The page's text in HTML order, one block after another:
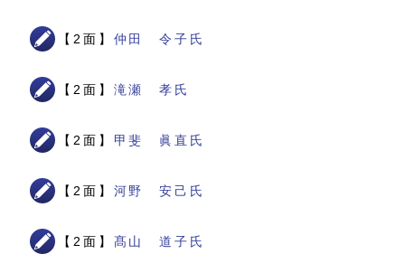
【2面】 仲田 令子氏
【2面】 滝瀬 孝氏
【2面】 甲斐 眞直氏
【2面】 河野 安己氏
【2面】 髙山 道子氏